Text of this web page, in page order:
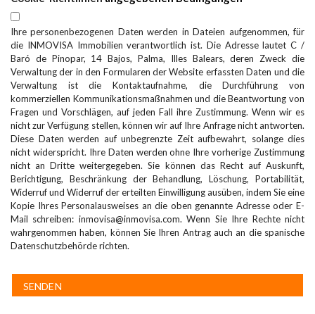
Ihre personenbezogenen Daten werden in Dateien aufgenommen, für
die INMOVISA Immobilien verantwortlich ist. Die Adresse lautet C /
Baró de Pinopar, 14 Bajos, Palma, Illes Balears, deren Zweck die
Verwaltung der in den Formularen der Website erfassten Daten und die
Verwaltung ist die Kontaktaufnahme, die Durchführung von
kommerziellen Kommunikationsmaßnahmen und die Beantwortung von
Fragen und Vorschlägen, auf jeden Fall ihre Zustimmung. Wenn wir es
nicht zur Verfügung stellen, können wir auf Ihre Anfrage nicht antworten.
Diese Daten werden auf unbegrenzte Zeit aufbewahrt, solange dies
nicht widerspricht. Ihre Daten werden ohne Ihre vorherige Zustimmung
nicht an Dritte weitergegeben. Sie können das Recht auf Auskunft,
Berichtigung, Beschränkung der Behandlung, Löschung, Portabilität,
Widerruf und Widerruf der erteilten Einwilligung ausüben, indem Sie eine
Kopie Ihres Personalausweises an die oben genannte Adresse oder E-
Mail schreiben: inmovisa@inmovisa.com. Wenn Sie Ihre Rechte nicht
wahrgenommen haben, können Sie Ihren Antrag auch an die spanische
Datenschutzbehörde richten.